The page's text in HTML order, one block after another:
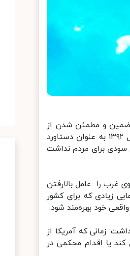
و مطمئن شدن از
یک توافق خوب در مذاکرات هسته ای گفت: از نظر بنده مواردی که در سال ۱۳۹۲ به عنوان دستاورد
در عمل سودی برای مردم نداشت
اجرای ۲۸ شرط برجام از سوی غرب را عامل بالارفتن
زیادی که برای کشور
خود بهره‌مند شود.
زمانی که آمریکا از
یا اقدام محکمی در